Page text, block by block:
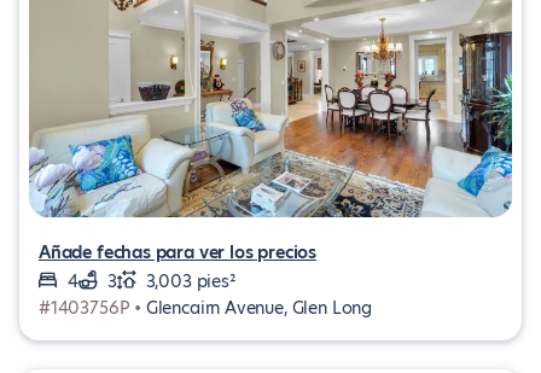
Añade fechas para ver los precios
4
3
3,003 pies²
#1403756P • Glencairn Avenue, Glen Long